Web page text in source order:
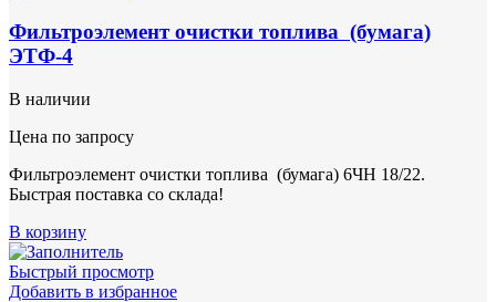
Фильтроэлемент очистки топлива (бумага)
ЭТФ-4
В наличии
Цена по запросу
Фильтроэлемент очистки топлива (бумага) 6ЧН 18/22.
Быстрая поставка со склада!
В корзину
Быстрый просмотр
Добавить в избранное